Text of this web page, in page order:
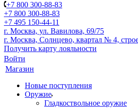
+7 800 300-88-83
+7 800 300-88-83
+7 495 150-44-11
г. Москва, ул. Вавилова, 69/75
г. Москва, Солнцево, квартал № 4,
Получить карту лояльности
Войти
Магазин
Новые поступления
Оружие
Гладкоствольное оружие